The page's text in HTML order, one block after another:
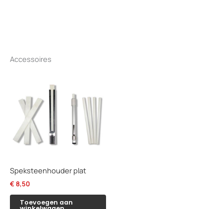
Accessoires
Speksteenhouder plat
€ 8,50
Toevoegen aan